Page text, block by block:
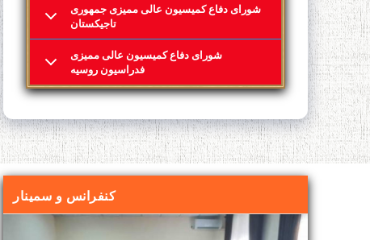
شورای دفاع کمیسیون عالی ممیزی جمهوری
تاجیکستان
شورای دفاع کمیسیون عالی ممیزی
فدراسیون روسیه
کنفرانس و سمینار